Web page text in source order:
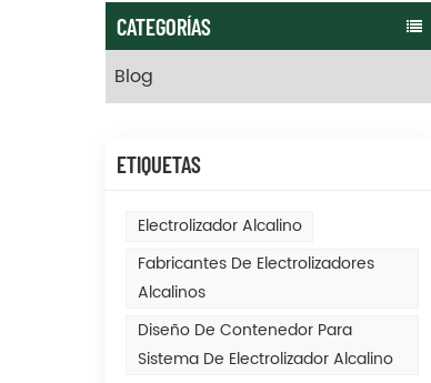
CATEGORÍAS
Blog
ETIQUETAS
Electrolizador Alcalino
Fabricantes De Electrolizadores
Alcalinos
Diseño De Contenedor Para
Sistema De Electrolizador Alcalino